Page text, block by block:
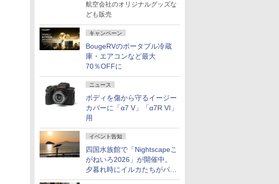
航空会社のオリジナルグッズな
ども販売
キャンペーン
BougeRVのポータブル冷蔵
庫・エアコンなど最大
70％OFFに
ニュース
ボディを傷から守るイージー
カバーに「α7 V」「α7R VI」
用
イベント告知
四国水族館で「Nightscapeこ
がねいろ2026」が開催中。
夕暮れ時にイルカたちがパフ
ォーマンスを繰り広げる